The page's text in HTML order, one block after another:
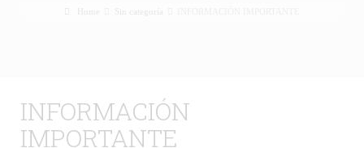
Sin categoría
INFORMACIÓN
IMPORTANTE